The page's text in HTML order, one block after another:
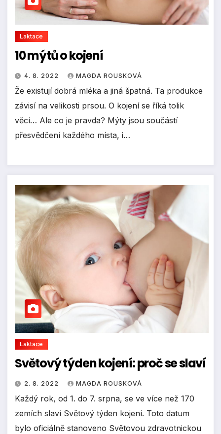
Laktace
10 mýtů o kojení
4. 8. 2022 MAGDA ROUSKOVÁ
Že existují dobrá mléka a jiná špatná. Ta produkce
závisí na velikosti prsou. O kojení se říká tolik
věcí… Ale co je pravda? Mýty jsou součástí
přesvědčení každého místa, i…
Laktace
Světový týden kojení: proč se slaví
2. 8. 2022 MAGDA ROUSKOVÁ
Každý rok, od 1. do 7. srpna, se ve více než 170
zemích slaví Světový týden kojení. Toto datum
bylo oficiálně stanoveno Světovou zdravotnickou